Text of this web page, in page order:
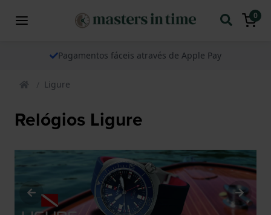
0
Pagamentos fáceis através de Apple Pay
Ligure
Relógios Ligure